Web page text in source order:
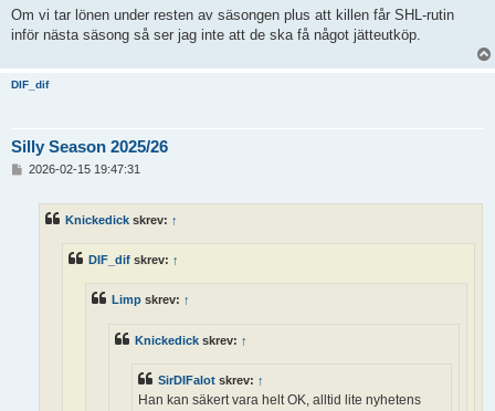
Om vi tar lönen under resten av säsongen plus att killen får SHL-rutin
inför nästa säsong så ser jag inte att de ska få något jätteutköp.
DIF_dif
Silly Season 2025/26
2026-02-15 19:47:31
Knickedick skrev: ↑
DIF_dif skrev: ↑
Limp skrev: ↑
Knickedick skrev: ↑
SirDIFalot skrev: ↑
Han kan säkert vara helt OK, alltid lite nyhetens